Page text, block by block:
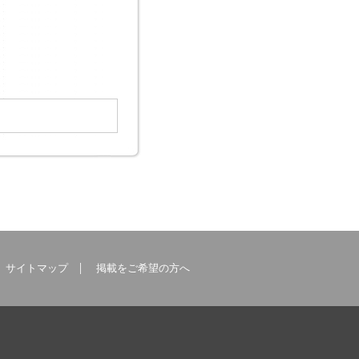
サイトマップ 掲載をご希望の方へ